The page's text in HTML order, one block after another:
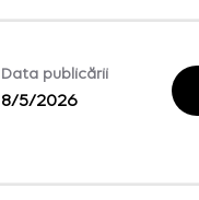
Data publicării
8/5/2026